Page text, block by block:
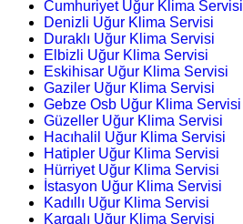
Cumhuriyet Uğur Klima Servisi
Denizli Uğur Klima Servisi
Duraklı Uğur Klima Servisi
Elbizli Uğur Klima Servisi
Eskihisar Uğur Klima Servisi
Gaziler Uğur Klima Servisi
Gebze Osb Uğur Klima Servisi
Güzeller Uğur Klima Servisi
Hacıhalil Uğur Klima Servisi
Hatipler Uğur Klima Servisi
Hürriyet Uğur Klima Servisi
İstasyon Uğur Klima Servisi
Kadıllı Uğur Klima Servisi
Kargalı Uğur Klima Servisi